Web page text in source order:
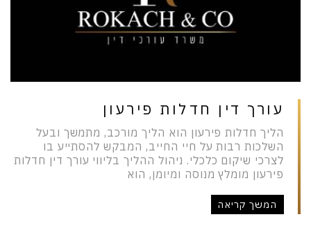
עורך דין חדלות פירעון
הליך חדלות פירעון הוא הליך מורכב, מתמשך ובעל
השלכות רבות על חיי החייב, המבקש להסתייע בו
לצרכי שיקום כלכלי. ניהול ההליך בליווי עורך דין חדלות
פירעון מומלץ מנוסה ומיומן, הוא
המשך קריאה